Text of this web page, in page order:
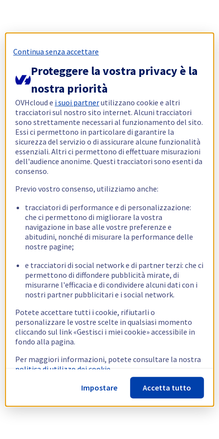
Continua senza accettare
Proteggere la vostra privacy è la
nostra priorità
OVHcloud e i suoi partnerutilizzano cookie e altri
tracciatori sul nostro sito internet. Alcuni tracciatori
sono strettamente necessari al funzionamento del sito.
Essi ci permettono in particolare di garantire la
sicurezza del servizio o di assicurare alcune funzionalità
essenziali. Altri ci permettono di effettuare misurazioni
dell'audience anonime. Questi tracciatori sono esenti da
consenso.
Previo vostro consenso, utilizziamo anche:
tracciatori di performance e di personalizzazione:
che ci permettono di migliorare la vostra
navigazione in base alle vostre preferenze e
abitudini, nonché di misurare la performance delle
nostre pagine;
e tracciatori di social network e di partner terzi: che ci
permettono di diffondere pubblicità mirate, di
misurarne l'efficacia e di condividere alcuni dati con i
nostri partner pubblicitari e i social network.
Potete accettare tutti i cookie, rifiutarli o
personalizzare le vostre scelte in qualsiasi momento
cliccando sul link «Gestisci i miei cookie» accessibile in
fondo alla pagina.
Per maggiori informazioni, potete consultare la nostra
politica di utilizzo dei cookie.
Impostare
Accetta tutto